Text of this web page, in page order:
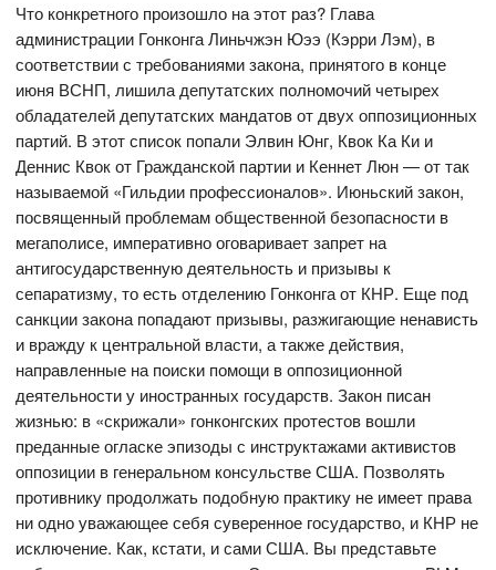
Что конкретного произошло на этот раз? Глава
администрации Гонконга Линьчжэн Юээ (Кэрри Лэм), в
соответствии с требованиями закона, принятого в конце
июня ВСНП, лишила депутатских полномочий четырех
обладателей депутатских мандатов от двух оппозиционных
партий. В этот список попали Элвин Юнг, Квок Ка Ки и
Деннис Квок от Гражданской партии и Кеннет Люн — от так
называемой «Гильдии профессионалов». Июньский закон,
посвященный проблемам общественной безопасности в
мегаполисе, императивно оговаривает запрет на
антигосударственную деятельность и призывы к
сепаратизму, то есть отделению Гонконга от КНР. Еще под
санкции закона попадают призывы, разжигающие ненависть
и вражду к центральной власти, а также действия,
направленные на поиски помощи в оппозиционной
деятельности у иностранных государств. Закон писан
жизнью: в «скрижали» гонконгских протестов вошли
преданные огласке эпизоды с инструктажами активистов
оппозиции в генеральном консульстве США. Позволять
противнику продолжать подобную практику не имеет права
ни одно уважающее себя суверенное государство, и КНР не
исключение. Как, кстати, и сами США. Вы представьте